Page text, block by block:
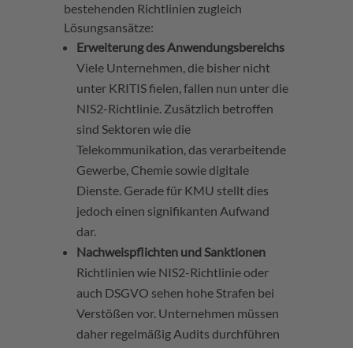
bestehenden Richtlinien zugleich
Lösungsansätze:
Erweiterung des Anwendungsbereichs
Viele Unternehmen, die bisher nicht
unter KRITIS fielen, fallen nun unter die
NIS2-Richtlinie. Zusätzlich betroffen
sind Sektoren wie die
Telekommunikation, das verarbeitende
Gewerbe, Chemie sowie digitale
Dienste. Gerade für KMU stellt dies
jedoch einen signifikanten Aufwand
dar​.
Nachweispflichten und Sanktionen
Richtlinien wie NIS2-Richtlinie oder
auch DSGVO sehen hohe Strafen bei
Verstößen vor. Unternehmen müssen
daher regelmäßig Audits durchführen